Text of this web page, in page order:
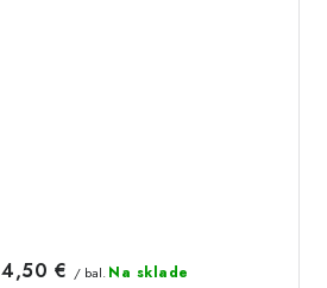
Na sklade
4,50 € / bal.